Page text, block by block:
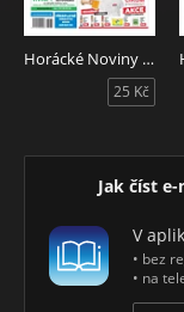
Horácké Noviny 32/2026
25 Kč
Jak číst
V
• bez
• na